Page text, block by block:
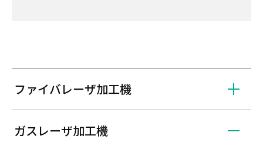
ファイバレーザ加工機
ガスレーザ加工機